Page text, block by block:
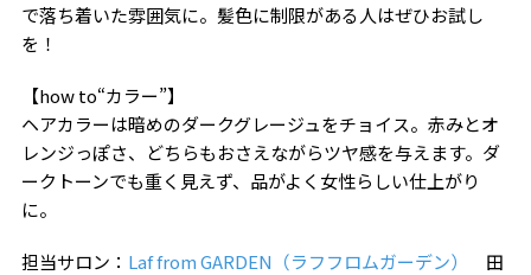
で落ち着いた雰囲気に。髪色に制限がある人はぜひお試し
を！
【how to“カラー”】
ヘアカラーは暗めのダークグレージュをチョイス。赤みとオ
レンジっぽさ、どちらもおさえながらツヤ感を与えます。ダ
ークトーンでも重く見えず、品がよく女性らしい仕上がり
に。
担当サロン： Laf from GARDEN（ラフフロムガーデン）
田